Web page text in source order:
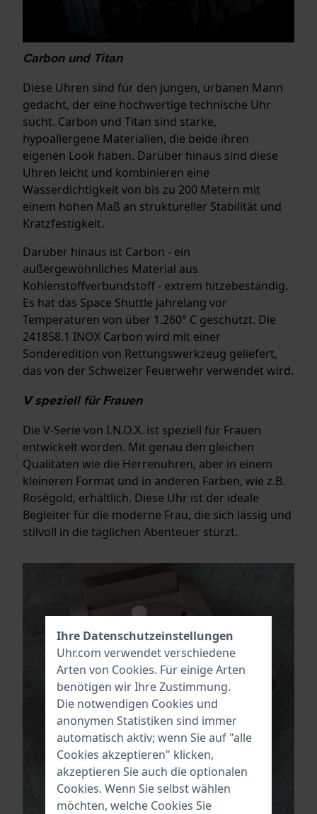
Carbon und Titan
Diese Uhren sind für den jungen, urbanen Mann
gedacht, der eine hochwertige technische Uhr
sucht. Carbon und Titan sind starke,
hypoallergene Materialien, die beide ihren
eigenen Look haben. Darüber hinaus sind diese
Uhren leicht und kombinieren eine
Wasserdichtigkeit von bis zu 200 Metern mit
einem hohen Maß an struktureller Stabilität und
Kratzfestigkeit.
Darüber hinaus ist Carbon - ein
außergewöhnliches Material aus
Kohlenstoffverbundstoff - extrem hitzebeständig.
Es hat das Space Shuttle jahrelang vor
Temperaturen von über 1.260° C geschützt. Die
241858.1 INOX Carbon wird mit einer
Sonderedition von Rettungswerkzeug geliefert,
das von der Schweizer Feuerwehr verwendet wird.
V speziell für Frauen
Die V-Serie von I.N.O.X. ist speziell für Frauen
entwickelt worden. Mit genau den gleichen
Qualitäten wie die Herrenuhren, aber in einem
kleineren Format und in anderen Farben, wie z.B.
Roségold, erhältlich. Diese Uhr ist der ideale
Begleiter für die moderne Frau, die sich lässig und
stilvoll in die täglichen Abenteuer stürzt.
Ihre Datenschutzeinstellungen
Uhr.com verwendet verschiedene
Arten von Cookies. Für einige Arten
benötigen wir Ihre Zustimmung.
Die notwendigen Cookies und
anonymen Statistiken sind immer
automatisch aktiv; wenn Sie auf "alle
Cookies akzeptieren" klicken,
akzeptieren Sie auch die optionalen
Cookies. Wenn Sie selbst wählen
möchten, welche Cookies Sie